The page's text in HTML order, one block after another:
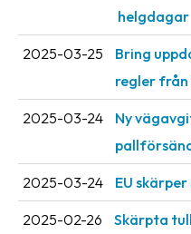
Pressrum
Medarbetare
Nyhetsarkiv
Kontakta
helgdagar
2025-03-25
Bring
regler från
2025-03-24
Ny
2025-03-24 EU
2025-02-26 Skärpta